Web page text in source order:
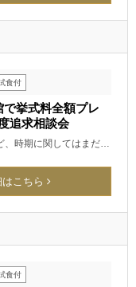
食付
挙式料全額プレ
追求相談会
、時期に関してはまだ…
はこちら
食付